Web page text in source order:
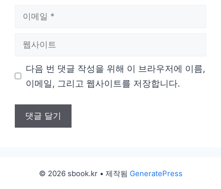
다음 번 댓글 작성을 위해 이 브라우저에 이름,
이메일, 그리고 웹사이트를 저장합니다.
© 2026 sbook.kr• 제작됨 GeneratePress